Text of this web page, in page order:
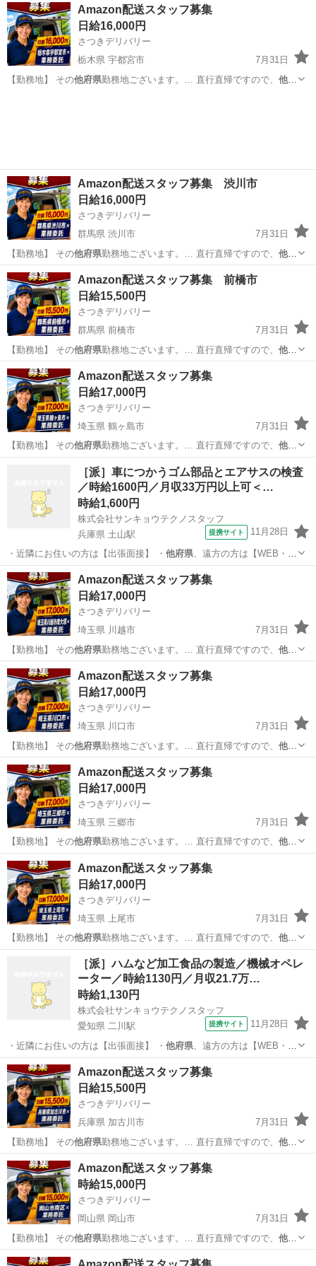
Amazon配送スタッフ募集
日給16,000円
さつきデリバリー
栃木県 宇都宮市
7月31日
【勤務地】 その他府県勤務地ございます。… 直行直帰ですので、 他府
Amazon配送スタッフ募集 渋川市
日給16,000円
さつきデリバリー
群馬県 渋川市
7月31日
【勤務地】 その他府県勤務地ございます。… 直行直帰ですので、 他府
県
にお住まいでも問題… 【勤務地】 その他府県勤務地ございます。…
直行直帰ですので、他府県にお住まいでも問題…
群馬 渋川市 スタッフ
Amazon配送スタッフ募集 前橋市
日給15,500円
さつきデリバリー
群馬県 前橋市
7月31日
【勤務地】 その他府県勤務地ございます。… 直行直帰ですので、 他府
県
にお住まいでも問題… 【勤務地】 その他府県勤務地ございます。…
直行直帰ですので、他府県にお住まいでも問題…
群馬 前橋市 スタッフ
Amazon配送スタッフ募集
日給17,000円
さつきデリバリー
埼玉県 鶴ヶ島市
7月31日
【勤務地】 その他府県勤務地ございます。… 直行直帰ですので、 他府
県
にお住まいでも問題… 【勤務地】 その他府県勤務地ございます。…
直行直帰ですので、他府県にお住まいでも問題…
物流 スタッフ
［派］車につかうゴム部品とエアサスの検査
／時給1600円／月収33万円以上可＜…
時給1,600円
株式会社サンキョウテクノスタッフ
兵庫県 土山駅
提携サイト 11月28日
・近隣にお住いの方は【出張面接】 ・ 他府県、遠方の方は【WEB・
TEL面接】 …
兵庫 加古郡 工場
Amazon配送スタッフ募集
日給17,000円
さつきデリバリー
埼玉県 川越市
7月31日
【勤務地】 その他府県勤務地ございます。… 直行直帰ですので、 他府
県
にお住まいでも問題… 【勤務地】 その他府県勤務地ございます。…
直行直帰ですので、他府県にお住まいでも問題…
埼玉 川越市 スタッフ
Amazon配送スタッフ募集
日給17,000円
さつきデリバリー
埼玉県 川口市
7月31日
【勤務地】 その他府県勤務地ございます。… 直行直帰ですので、 他府
県
にお住まいでも問題… 【勤務地】 その他府県勤務地ございます。…
直行直帰ですので、他府県にお住まいでも問題…
埼玉 川口市 スタッフ
Amazon配送スタッフ募集
日給17,000円
さつきデリバリー
埼玉県 三郷市
7月31日
【勤務地】 その他府県勤務地ございます。… 直行直帰ですので、 他府
県
にお住まいでも問題… 【勤務地】 その他府県勤務地ございます。…
直行直帰ですので、他府県にお住まいでも問題…
埼玉 三郷市 スタッフ
Amazon配送スタッフ募集
日給17,000円
さつきデリバリー
埼玉県 上尾市
7月31日
【勤務地】 その他府県勤務地ございます。… 直行直帰ですので、 他府
県にお住まいでも問題…
物流 スタッフ
［派］ハムなど加工食品の製造／機械オペレ
ーター／時給1130円／月収21.7万…
時給1,130円
株式会社サンキョウテクノスタッフ
愛知県 二川駅
提携サイト 11月28日
・近隣にお住いの方は【出張面接】 ・ 他府県、遠方の方は【WEB・
TEL面接】 …
愛知 豊橋市 工場
Amazon配送スタッフ募集
日給15,500円
さつきデリバリー
兵庫県 加古川市
7月31日
【勤務地】 その他府県勤務地ございます。… 直行直帰ですので、 他府
県にお住まいでも問題…
兵庫 加古川市 物流 スタッフ
Amazon配送スタッフ募集
時給15,000円
さつきデリバリー
岡山県 岡山市
7月31日
【勤務地】 その他府県勤務地ございます。… 直行直帰ですので、 他府
県にお住まいでも問題…
岡山 岡山市 スタッフ